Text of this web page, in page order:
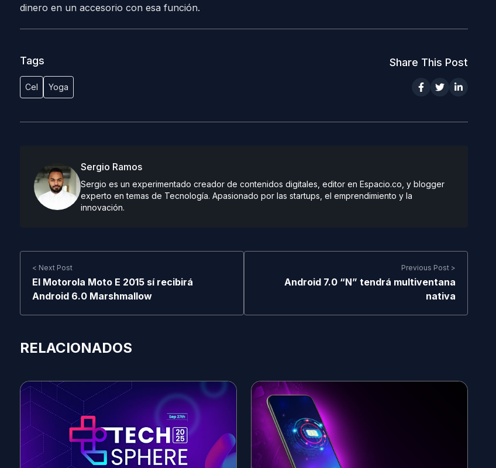
dinero en un accesorio con esa función.
Tags
Cel Yoga
Share This Post
Sergio Ramos
Sergio es un experimentado creador de contenidos digitales, editor en Espacio.co, y blogger
experto en temas de Tecnología. Apasionado por las startups, el emprendimiento y la
innovación.
< Next Post
El Motorola Moto E 2015 sí recibirá
Android 6.0 Marshmallow
Previous Post >
Android 7.0 “N” tendrá multiventana
nativa
RELACIONADOS